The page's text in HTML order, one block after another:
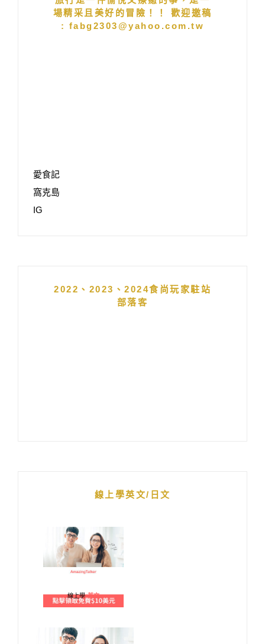
場精采且美好的冒險！！ 歡迎邀稿
: fabg2303@yahoo.com.tw
愛食記
窩克島
IG
2022、2023、2024食尚玩家駐站
部落客
線上學英文/日文
線上學英文